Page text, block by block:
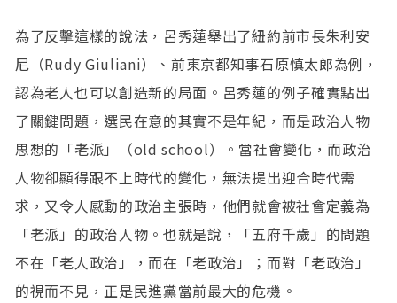
為了反擊這樣的說法，呂秀蓮舉出了紐約前市長朱利安
尼（Rudy Giuliani）、前東京都知事石原慎太郎為例，
認為老人也可以創造新的局面。呂秀蓮的例子確實點出
了關鍵問題，選民在意的其實不是年紀，而是政治人物
思想的「老派」（old school）。當社會變化，而政治
人物卻顯得跟不上時代的變化，無法提出迎合時代需
求，又令人感動的政治主張時，他們就會被社會定義為
「老派」的政治人物。也就是說，「五府千歲」的問題
不在「老人政治」，而在「老政治」；而對「老政治」
的視而不見，正是民進黨當前最大的危機。